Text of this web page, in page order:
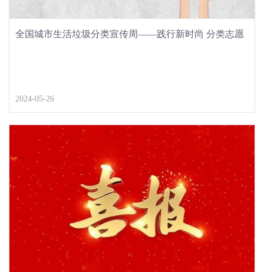
全国城市生活垃圾分类宣传周——践行新时尚 分类志愿
2024-05-26